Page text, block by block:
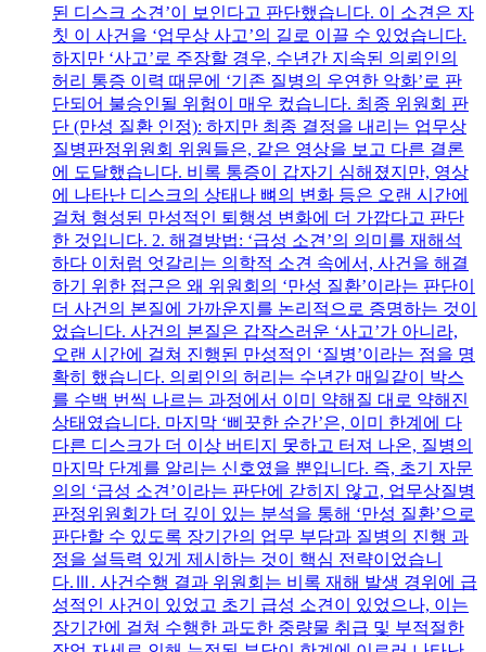
된 디스크 소견’이 보인다고 판단했습니다. 이 소견은 자
칫 이 사건을 ‘업무상 사고’의 길로 이끌 수 있었습니다.
하지만 ‘사고’로 주장할 경우, 수년간 지속된 의뢰인의
허리 통증 이력 때문에 ‘기존 질병의 우연한 악화’로 판
단되어 불승인될 위험이 매우 컸습니다. 최종 위원회 판
단 (만성 질환 인정): 하지만 최종 결정을 내리는 업무상
질병판정위원회 위원들은, 같은 영상을 보고 다른 결론
에 도달했습니다. 비록 통증이 갑자기 심해졌지만, 영상
에 나타난 디스크의 상태나 뼈의 변화 등은 오랜 시간에
걸쳐 형성된 만성적인 퇴행성 변화에 더 가깝다고 판단
한 것입니다. 2. 해결방법: ‘급성 소견’의 의미를 재해석
하다 이처럼 엇갈리는 의학적 소견 속에서, 사건을 해결
하기 위한 접근은 왜 위원회의 ‘만성 질환’이라는 판단이
더 사건의 본질에 가까운지를 논리적으로 증명하는 것이
었습니다. 사건의 본질은 갑작스러운 ‘사고’가 아니라,
오랜 시간에 걸쳐 진행된 만성적인 ‘질병’이라는 점을 명
확히 했습니다. 의뢰인의 허리는 수년간 매일같이 박스
를 수백 번씩 나르는 과정에서 이미 약해질 대로 약해진
상태였습니다. 마지막 ‘삐끗한 순간’은, 이미 한계에 다
다른 디스크가 더 이상 버티지 못하고 터져 나온, 질병의
마지막 단계를 알리는 신호였을 뿐입니다. 즉, 초기 자문
의의 ‘급성 소견’이라는 판단에 갇히지 않고, 업무상질병
판정위원회가 더 깊이 있는 분석을 통해 ‘만성 질환’으로
판단할 수 있도록 장기간의 업무 부담과 질병의 진행 과
정을 설득력 있게 제시하는 것이 핵심 전략이었습니
다.Ⅲ. 사건수행 결과 위원회는 비록 재해 발생 경위에 급
성적인 사건이 있었고 초기 급성 소견이 있었으나, 이는
장기간에 걸쳐 수행한 과도한 중량물 취급 및 부적절한